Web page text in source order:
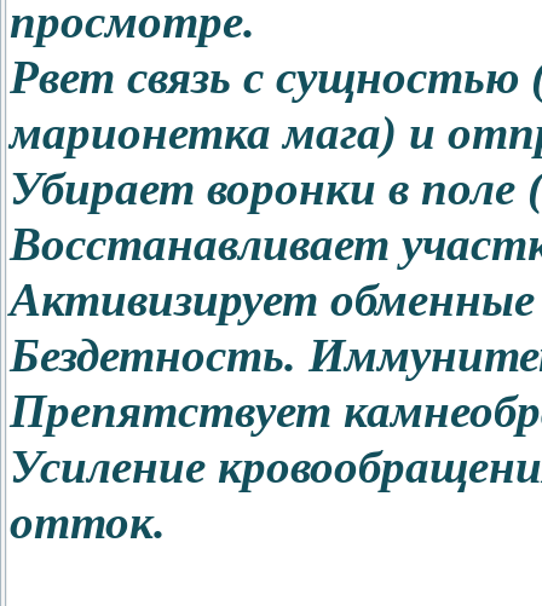
просмотре.
Рвет связь с сущностью
марионетка мага) и
Убирает воронки в поле
Восстанавливает
Активизирует обменные
Бездетность.
Препятствует
Усиление
отток.